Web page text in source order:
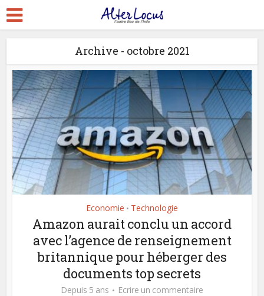
Archive - octobre 2021
Economie • Technologie
Amazon aurait conclu un accord
avec l’agence de renseignement
britannique pour héberger des
documents top secrets
Depuis 5 ans Ecrire un commentaire